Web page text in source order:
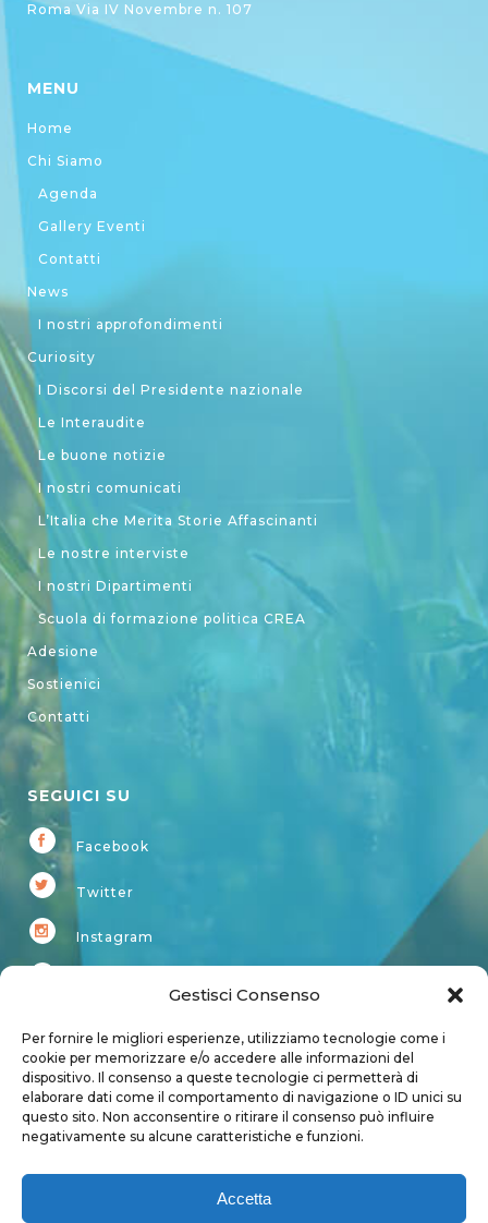
Gestisci Consenso
Per fornire le migliori esperienze, utilizziamo tecnologie come i
cookie per memorizzare e/o accedere alle informazioni del
dispositivo. Il consenso a queste tecnologie ci permetterà di
elaborare dati come il comportamento di navigazione o ID unici su
questo sito. Non acconsentire o ritirare il consenso può influire
negativamente su alcune caratteristiche e funzioni.
Accetta
Roma Via IV Novembre n. 107
MENU
Home
Chi Siamo
Agenda
Gallery Eventi
Contatti
News
I nostri approfondimenti
Curiosity
I Discorsi del Presidente nazionale
Le Interaudite
Le buone notizie
I nostri comunicati
L’Italia che Merita Storie Affascinanti
Le nostre interviste
I nostri Dipartimenti
Scuola di formazione politica CREA
Adesione
Sostienici
Contatti
SEGUICI SU
Facebook
Twitter
Instagram
Account
Login